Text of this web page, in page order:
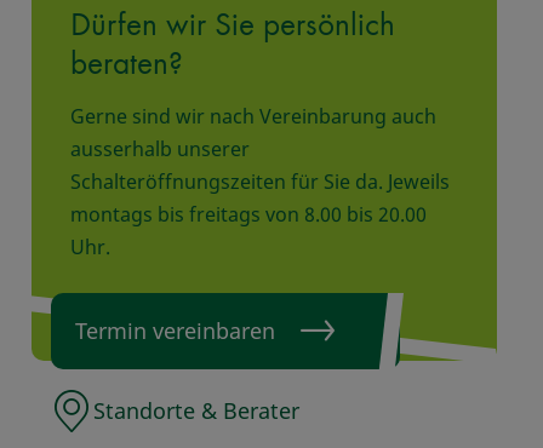
Dürfen wir Sie persönlich
beraten?
Gerne sind wir nach Vereinbarung auch
ausserhalb unserer
Schalteröffnungszeiten für Sie da. Jeweils
montags bis freitags von 8.00 bis 20.00
Uhr.
Termin vereinbaren
Standorte & Berater